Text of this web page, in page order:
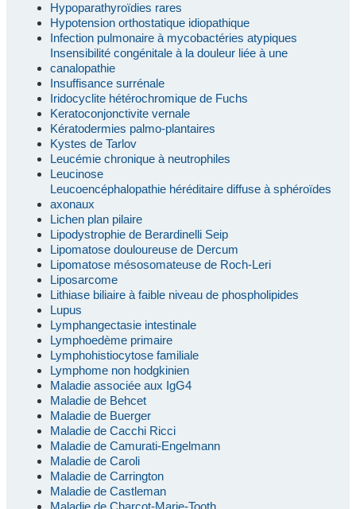
Hypoparathyroïdies rares
Hypotension orthostatique idiopathique
Infection pulmonaire à mycobactéries atypiques
Insensibilité congénitale à la douleur liée à une
canalopathie
Insuffisance surrénale
Iridocyclite hétérochromique de Fuchs
Keratoconjonctivite vernale
Kératodermies palmo-plantaires
Kystes de Tarlov
Leucémie chronique à neutrophiles
Leucinose
Leucoencéphalopathie héréditaire diffuse à sphéroïdes
axonaux
Lichen plan pilaire
Lipodystrophie de Berardinelli Seip
Lipomatose douloureuse de Dercum
Lipomatose mésosomateuse de Roch-Leri
Liposarcome
Lithiase biliaire à faible niveau de phospholipides
Lupus
Lymphangectasie intestinale
Lymphoedème primaire
Lymphohistiocytose familiale
Lymphome non hodgkinien
Maladie associée aux IgG4
Maladie de Behcet
Maladie de Buerger
Maladie de Cacchi Ricci
Maladie de Camurati-Engelmann
Maladie de Caroli
Maladie de Carrington
Maladie de Castleman
Maladie de Charcot-Marie-Tooth